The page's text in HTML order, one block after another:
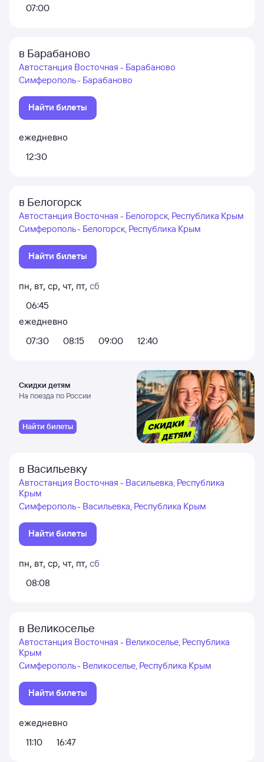
07:00
в Барабаново
Автостанция Восточная - Барабаново
Симферополь - Барабаново
Найти билеты
ежедневно
12:30
в Белогорск
Автостанция Восточная - Белогорск, Республика Крым
Симферополь - Белогорск, Республика Крым
Найти билеты
пн, вт, ср, чт, пт, сб
06:45
ежедневно
07:30
08:15 09:00 12:40
Скидки детям
На поезда по России
Найти билеты
в Васильевку
Автостанция Восточная - Васильевка, Республика
Крым
Симферополь - Васильевка, Республика Крым
Найти билеты
пн, вт, ср, чт, пт, сб
08:08
в Великоселье
Автостанция Восточная - Великоселье, Республика
Крым
Симферополь - Великоселье, Республика Крым
Найти билеты
ежедневно
11:10
16:47